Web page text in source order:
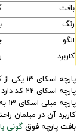
بافت
رنگ
الگو
کاربرد
پارچه اسکای 13 یکی از کدهای اسکای هست.
پارچه اسکای 22 کد دارد که همه کدهای آن در سایت
پارچه مبلی اسکای 13 به رنگ بادامی سیر میباشد.
کاربرد آن در مبلمان
بافت پارچه فوق گونی